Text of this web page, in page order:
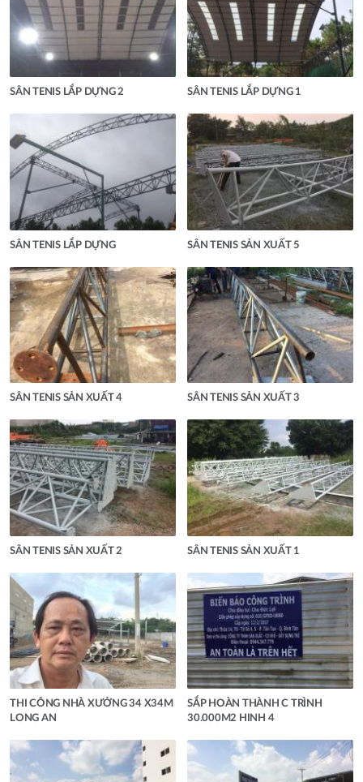
SÂN TENIS LẮP DỰNG 2 SÂN TENIS LẮP DỰNG 1
SÂN TENIS LẮP DỰNG SÂN TENIS SẢN XUẤT 5
SÂN TENIS SẢN XUẤT 4 SÂN TENIS SẢN XUẤT 3
SÂN TENIS SẢN XUẤT 2 SÂN TENIS SẢN XUẤT 1
THI CÔNG NHÀ XƯỞNG 34 X34M
LONG AN
SẮP HOÀN THÀNH C TRÌNH
30.000M2 HINH 4